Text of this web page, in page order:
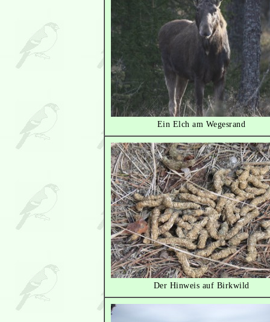
Ein Elch am Wegesrand
Der Hinweis auf Birkwild